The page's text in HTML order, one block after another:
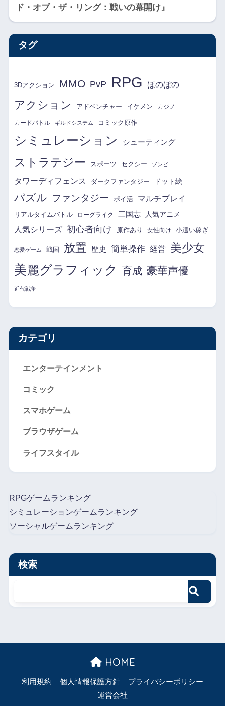
ド・オブ・ザ・リング：戦いの幕開け』
タグ
3Dアクション MMO PvP RPG ほのぼの
アクション アドベンチャー イケメン カジノ
カードバトル ギルドシステム コミック原作
シミュレーション シューティング
ストラテジー スポーツ セクシー ゾンビ
タワーディフェンス ダークファンタジー ドット絵
パズル ファンタジー ポイ活 マルチプレイ
リアルタイムバトル ローグライク 三国志 人気アニメ
人気シリーズ 初心者向け 原作あり 女性向け 小遣い稼ぎ
恋愛ゲーム 戦国 放置 歴史 簡単操作 経営 美少女
美麗グラフィック 育成 豪華声優
近代戦争
カテゴリ
エンターテインメント
コミック
スマホゲーム
ブラウザゲーム
ライフスタイル
RPGゲームランキング
シミュレーションゲームランキング
ソーシャルゲームランキング
検索
HOME
利用規約 個人情報保護方針
プライバシーポリシー
運営会社